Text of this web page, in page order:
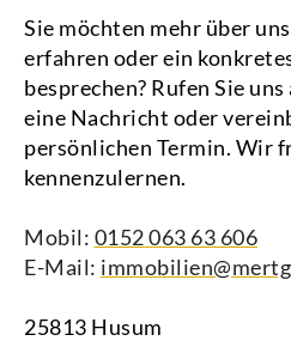
Sie möchten mehr über
erfahren oder ein
besprechen? Rufen Sie
eine Nachricht oder
persönlichen Termin. Wir
kennenzulernen.
Mobil: 0152 063 63 606
E-Mail:
25813 Husum